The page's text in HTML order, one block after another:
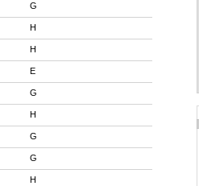
G
H
H
E
G
H
G
G
H